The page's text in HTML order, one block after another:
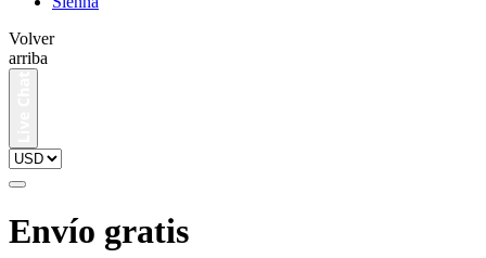
Volver
arriba
Envío gratis